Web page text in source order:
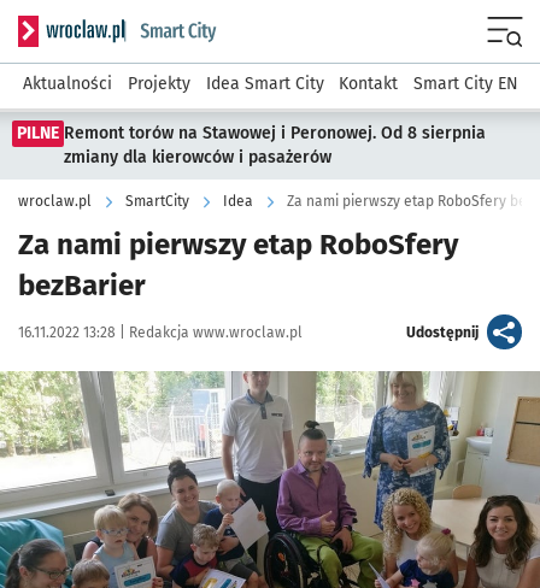
Serwis informacyjny wroclaw.pl podserwis: SmartCity
Aktualności Projekty Idea Smart City Kontakt Smart City EN
PILNE Remont torów na Stawowej i Peronowej. Od 8 sierpnia
zmiany dla kierowców i pasażerów
wroclaw.pl SmartCity Idea Za nami pierwszy etap RoboSfery
Za nami pierwszy etap RoboSfery
bezBarier
Data publikacji:
16.11.2022 13:28 | Autor:
Redakcja www.wroclaw.pl Udostępnijartykuł
Kliknij, aby powiększyć